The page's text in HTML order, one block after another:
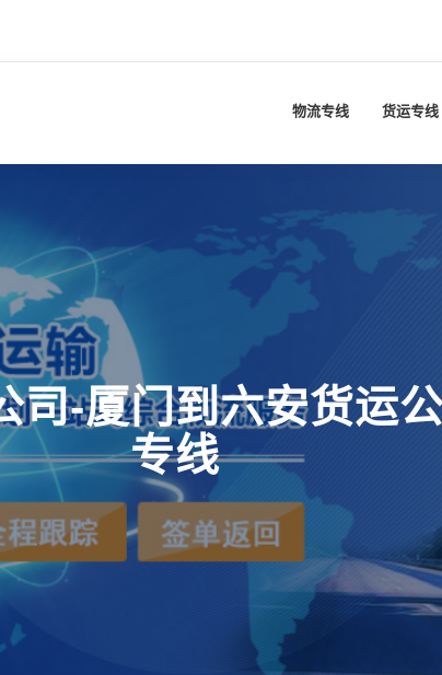
物流专线 货运专线
司-厦门到六安货运
专线